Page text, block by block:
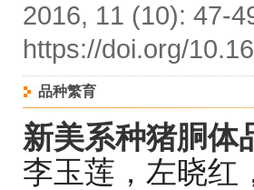
2016, 11 (10): 47-
https://doi.org/
品种繁育
新美系种猪胴体
李玉莲，左晓红